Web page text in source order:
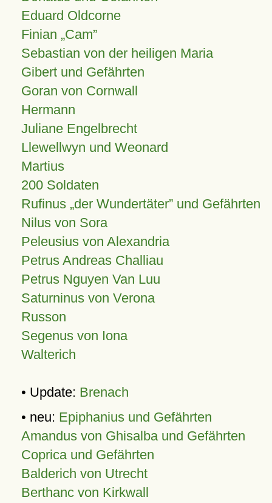
Eduard Oldcorne
Finian Cam
Sebastian von der heiligen Maria
Gibert und Gefährten
Goran von Cornwall
Hermann
Juliane Engelbrecht
Llewellwyn und Weonard
Martius
200 Soldaten
Rufinus „der Wundertäter” und Gefährten
Nilus von Sora
Peleusius von Alexandria
Petrus Andreas Challiau
Petrus Nguyen Van Luu
Saturninus von Verona
Russon
Segenus von Iona
Walterich
• Update: Brenach
• neu: Epiphanius und Gefährten
Amandus von Ghisalba und Gefährten
Coprica und Gefährten
Balderich von Utrecht
Berthanc von Kirkwall